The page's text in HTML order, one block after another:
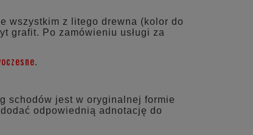
wszystkim z litego drewna (kolor do
grafit. Po zamówieniu usługi za
.
schodów jest w oryginalnej formie
odpowiednią adnotację do